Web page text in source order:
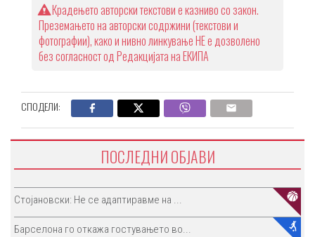
Крадењето авторски текстови е казниво со закон.
Преземањето на авторски содржини (текстови и
фотографии), како и нивно линкување НЕ е дозволено
без согласност од Редакцијата на ЕКИПА
СПОДЕЛИ:
ПОСЛЕДНИ ОБЈАВИ
Стојановски: Не се адаптиравме на ...
Барселона го откажа гостувањето во...